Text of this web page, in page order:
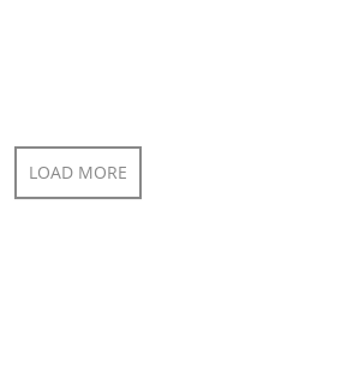
LOAD MORE